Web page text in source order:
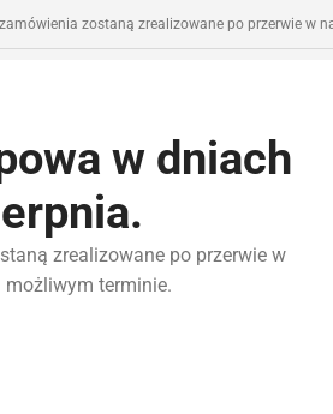
w dniach
zrealizowane po przerwie w
możliwym terminie.
zostaną zrealizowane po przerwie w
Wyposażenie Taktyczne